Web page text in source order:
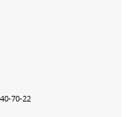
70-22